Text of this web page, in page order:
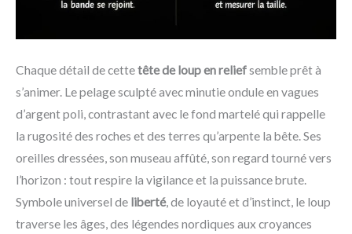
Chaque détail de cettetête de loup en reliefsemble prêt à
s’animer. Le pelage sculpté avec minutie ondule en vagues
d’argent poli, contrastant avec le fond martelé qui rappelle
la rugosité des roches et des terres qu’arpente la bête. Ses
oreilles dressées, son museau affûté, son regard tourné vers
l’horizon : tout respire la vigilance et la puissance brute.
Symbole universel de liberté, de loyauté et d’instinct, le loup
traverse les âges, des légendes nordiques aux croyances